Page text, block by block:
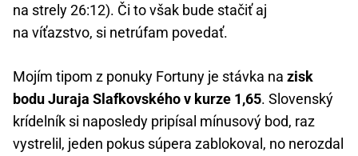
na strely 26:12). Či to však bude stačiť aj
na víťazstvo, si netrúfam povedať.
Mojím tipom z ponuky Fortuny je stávka na zisk
bodu Juraja Slafkovského v kurze 1,65. Slovenský
krídelník si naposledy pripísal mínusový bod, raz
vystrelil, jeden pokus súpera zablokoval, no nerozdal